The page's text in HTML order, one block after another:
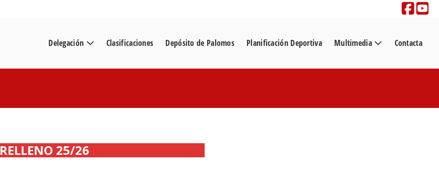
Delegación Clasificaciones Depósito de Palomos Planificación Deportiva Multimedia Contacta
RELLENO 25/26